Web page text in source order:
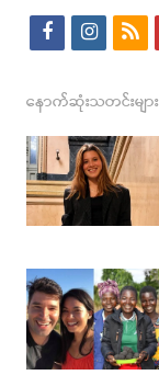
f
c
e
b
o
k
i
s
t
a
g
a
m
r
s
နောက်ဆုံးသတင်းများ